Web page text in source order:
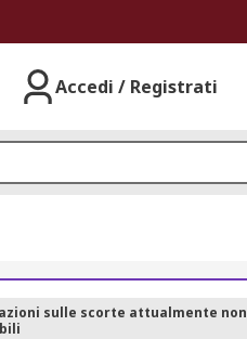
Accedi / Registrati
sulle scorte attualmente non